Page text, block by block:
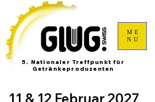
ME
NU
11 & 12 Februar 2027
5. Nationaler Treffpunkt für
Getränkeproduzenten